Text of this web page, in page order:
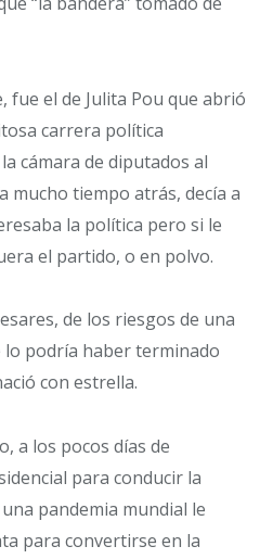
fue el de Julita Pou que abrió
carrera política
cámara de diputados al
mucho tiempo atrás, decía a
la política pero si le
el partido, o en polvo.
de los riesgos de una
lo podría haber terminado
con estrella.
a los pocos días de
para conducir la
pandemia mundial le
para convertirse en la